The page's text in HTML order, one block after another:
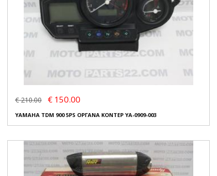
€ 210.00 € 150.00
YAMAHA TDM 900 5PS ΟΡΓΑΝΑ ΚΟΝΤΕΡ YA-0909-003